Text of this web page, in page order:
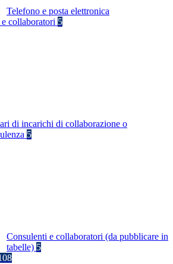
Telefono e posta elettronica
collaboratori 5
di incarichi di collaborazione o
5
Consulenti e collaboratori (da pubblicare in
tabelle) 5